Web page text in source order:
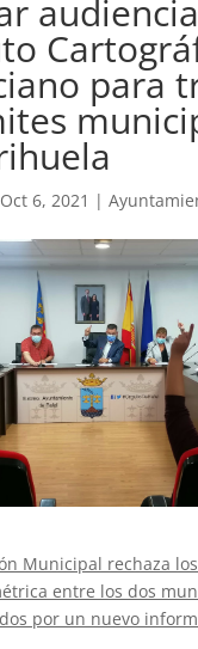
para
Oct 6, 2021 |
Municipal rechaza
entre los dos
por un nuevo